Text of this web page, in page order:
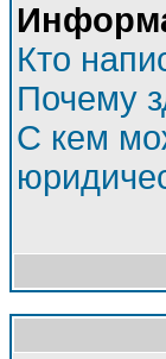
Кто
Почему
С кем